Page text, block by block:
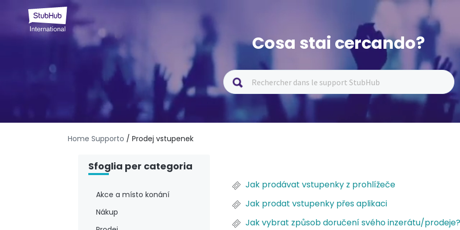
Cosa stai cercando?
Home Supporto / Prodej vstupenek
Sfoglia per categoria
Akce a místo konání
Nákup
Jak prodávat vstupenky z prohlížeče
Jak prodat vstupenky přes aplikaci
Jak vybrat způsob doručení svého inzerátu/